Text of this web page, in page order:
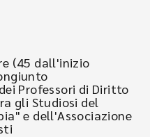
(45 dall'inizio
Professori di Diritto
gli Studiosi del
e dell'Associazione